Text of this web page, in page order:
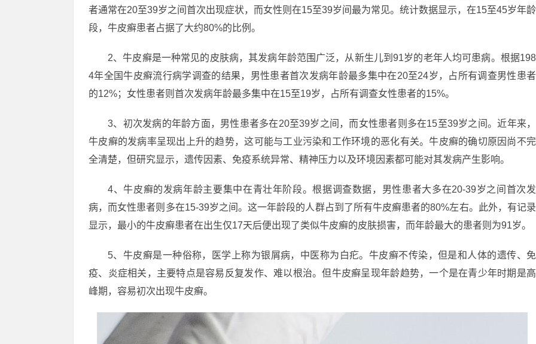
者通常在20至39岁之间首次出现症状，而女性则在15至39岁间最为常见。统计数据显示，在15至45岁年龄
段，牛皮癣患者占据了大约80%的比例。
2、牛皮癣是一种常见的皮肤病，其发病年龄范围广泛，从新生儿到91岁的老年人均可患病。根据198
4年全国牛皮癣流行病学调查的结果，男性患者首次发病年龄最多集中在20至24岁，占所有调查男性患者
的12%；女性患者则首次发病年龄最多集中在15至19岁，占所有调查女性患者的15%。
3、初次发病的年龄方面，男性患者多在20至39岁之间，而女性患者则多在15至39岁之间。近年来，
牛皮癣的发病率呈现出上升的趋势，这可能与工业污染和工作环境的恶化有关。牛皮癣的确切原因尚不完
全清楚，但研究显示，遗传因素、免疫系统异常、精神压力以及环境因素都可能对其发病产生影响。
4、牛皮癣的发病年龄主要集中在青壮年阶段。根据调查数据，男性患者大多在20-39岁之间首次发
病，而女性患者则多在15-39岁之间。这一年龄段的人群占到了所有牛皮癣患者的80%左右。此外，有记录
显示，最小的牛皮癣患者在出生仅17天后便出现了类似牛皮癣的皮肤损害，而年龄最大的患者则为91岁。
5、牛皮癣是一种俗称，医学上称为银屑病，中医称为白疕。牛皮癣不传染，但是和人体的遗传、免
疫、炎症相关，主要特点是容易反复发作、难以根治。但牛皮癣呈现年龄趋势，一个是在青少年时期是高
峰期，容易初次出现牛皮癣。